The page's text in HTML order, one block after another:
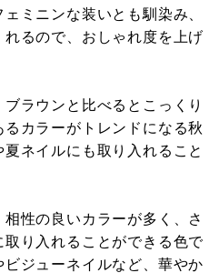
ミニンな装いとも馴染み、
るので、おしゃれ度を上げ
ラウンと比べるとこっくり
カラーがトレンドになる秋
ネイルにも取り入れること
性の良いカラーが多く、さ
り入れることができる色で
ジューネイルなど、華やか